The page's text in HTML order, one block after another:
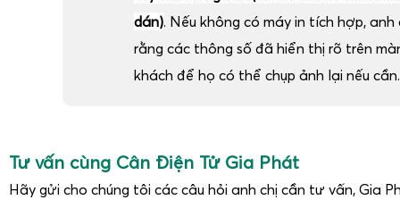
dán). Nếu không có máy in tích hợp,
rằng các thông số đã hiển thị rõ trên
khách để họ có thể chụp ảnh lại nếu cần.
Tư vấn cùng Cân Điện Tử Gia Phát
Hãy gửi cho chúng tôi các câu hỏi anh chị cần tư vấn, Gia